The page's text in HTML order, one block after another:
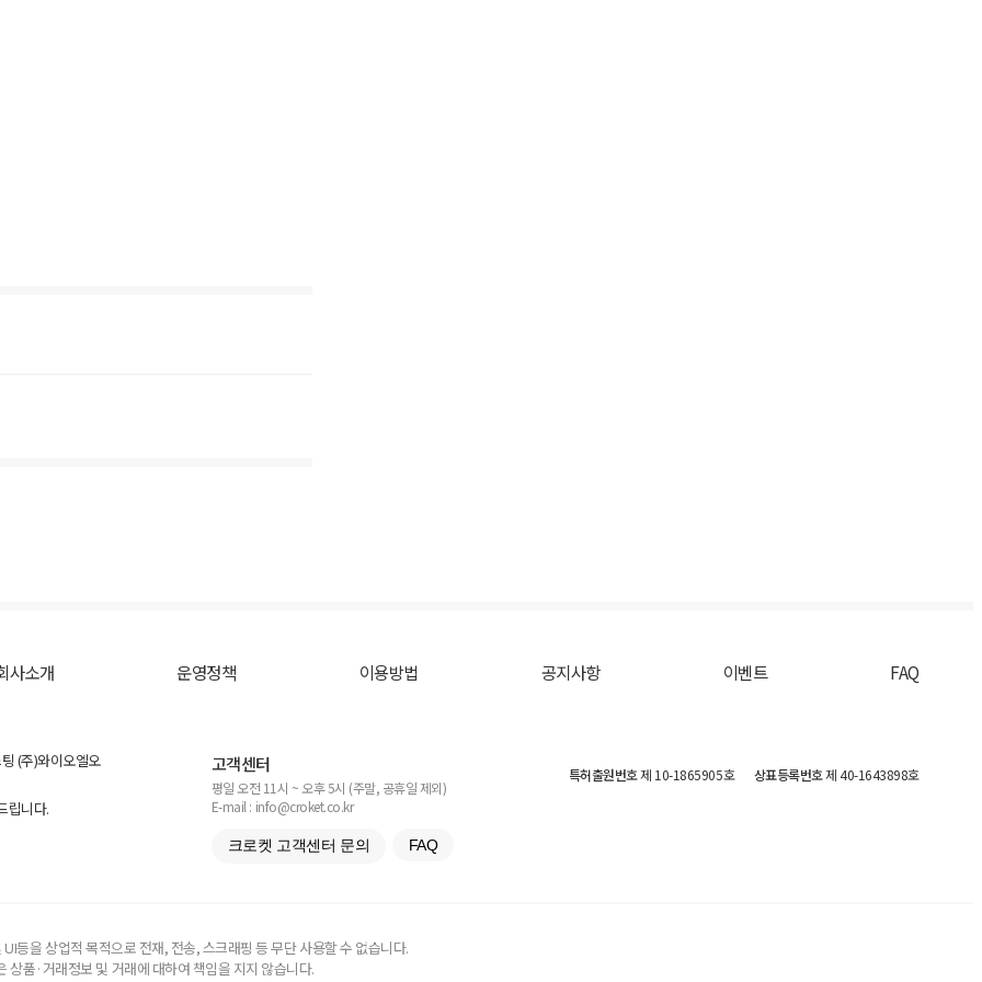
사소개 운영정책 이용방법 공지사항 이벤트 FAQ
(주)와이오엘오
립니다.
고객센터
평일 오전 11시 ~ 오후 5시 (주말, 공휴일 제외)
E-mail : info@croket.co.kr
크로켓 고객센터 문의 FAQ
특허출원번호제 10-1865905호 상표등록번호제 40-1643898호
등을 상업적 목적으로 전재, 전송, 스크래핑 등 무단 사용할 수 없습니다.
품·거래정보 및 거래에 대하여 책임을 지지 않습니다.